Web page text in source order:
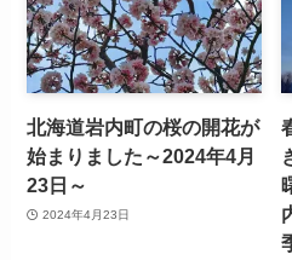
北海道岩内町の桜の開花が
始まりました～2024年4月
23日～
2024年4月23日